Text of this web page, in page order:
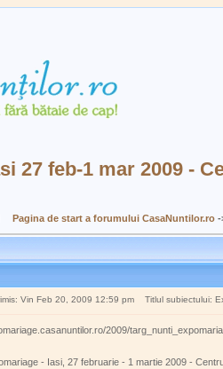
27 feb-1 mar 2009 -
Pagina de start a forumului CasaNuntilor.ro
Vin Feb 20, 2009 12:59 pm Titlul subiectului:
2009/
- Iasi, 27 februarie - 1 martie 2009 -